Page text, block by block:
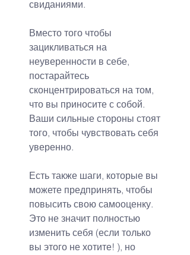
свиданиями.
Вместо того чтобы
зацикливаться на
неуверенности в себе,
постарайтесь
сконцентрироваться на том,
что вы приносите с собой.
Ваши сильные стороны стоят
того, чтобы чувствовать себя
уверенно.
Есть также шаги, которые вы
можете предпринять, чтобы
повысить свою самооценку.
Это не значит полностью
изменить себя (если только
вы этого не хотите! ), но